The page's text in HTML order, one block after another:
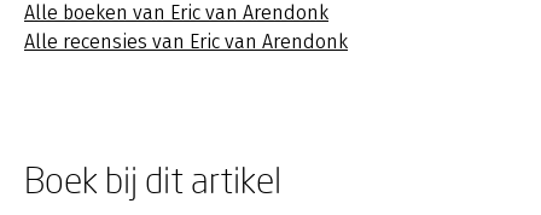
Alle boeken van Eric van Arendonk
Alle recensies van Eric van Arendonk
Boek bij dit artikel